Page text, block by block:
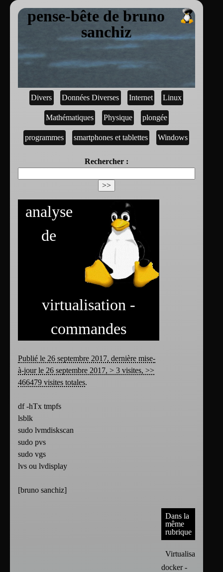
pense-bête de bruno
sanchiz
Divers Données Diverses Internet Linux
Mathématiques Physique plongée
programmes smartphones et tablettes Windows
Rechercher :
analyse
de
virtualisation -
commandes
Publié le 26 septembre 2017, dernière mise-
à-jour le 26 septembre 2017, > 3 visites, >>
466479 visites totales.
df -hTx tmpfs
lsblk
sudo lvmdiskscan
sudo pvs
sudo vgs
lvs ou lvdisplay
[bruno sanchiz]
Dans la
même
rubrique
Virtualisation :
docker -